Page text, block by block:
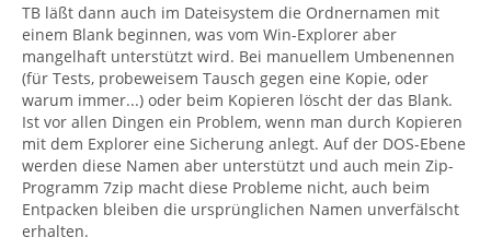
TB läßt dann auch im Dateisystem die Ordnernamen mit
einem Blank beginnen, was vom Win-Explorer aber
mangelhaft unterstützt wird. Bei manuellem Umbenennen
(für Tests, probeweisem Tausch gegen eine Kopie, oder
warum immer...) oder beim Kopieren löscht der das Blank.
Ist vor allen Dingen ein Problem, wenn man durch Kopieren
mit dem Explorer eine Sicherung anlegt. Auf der DOS-Ebene
werden diese Namen aber unterstützt und auch mein Zip-
Programm 7zip macht diese Probleme nicht, auch beim
Entpacken bleiben die ursprünglichen Namen unverfälscht
erhalten.